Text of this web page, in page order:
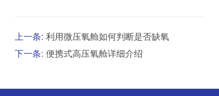
上一条: 利用微压氧舱如何判断是否缺氧
下一条: 便携式高压氧舱详细介绍